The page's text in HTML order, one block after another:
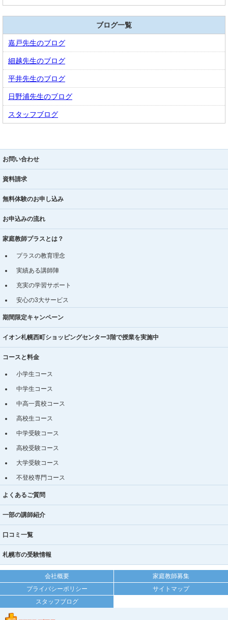
ブログ一覧
嘉戸先生のブログ
細越先生のブログ
平井先生のブログ
日野浦先生のブログ
スタッフブログ
お問い合わせ
資料請求
無料体験のお申し込み
お申込みの流れ
家庭教師プラスとは？
プラスの教育理念
実績ある講師陣
充実の学習サポート
安心の3大サービス
期間限定キャンペーン
イオン札幌西町ショッピングセンター3階で授業を実施中
コースと料金
小学生コース
中学生コース
中高一貫校コース
高校生コース
中学受験コース
高校受験コース
大学受験コース
不登校専門コース
よくあるご質問
一部の講師紹介
口コミ一覧
札幌市の受験情報
会社概要
家庭教師募集
プライバシーポリシー
サイトマップ
スタッフブログ